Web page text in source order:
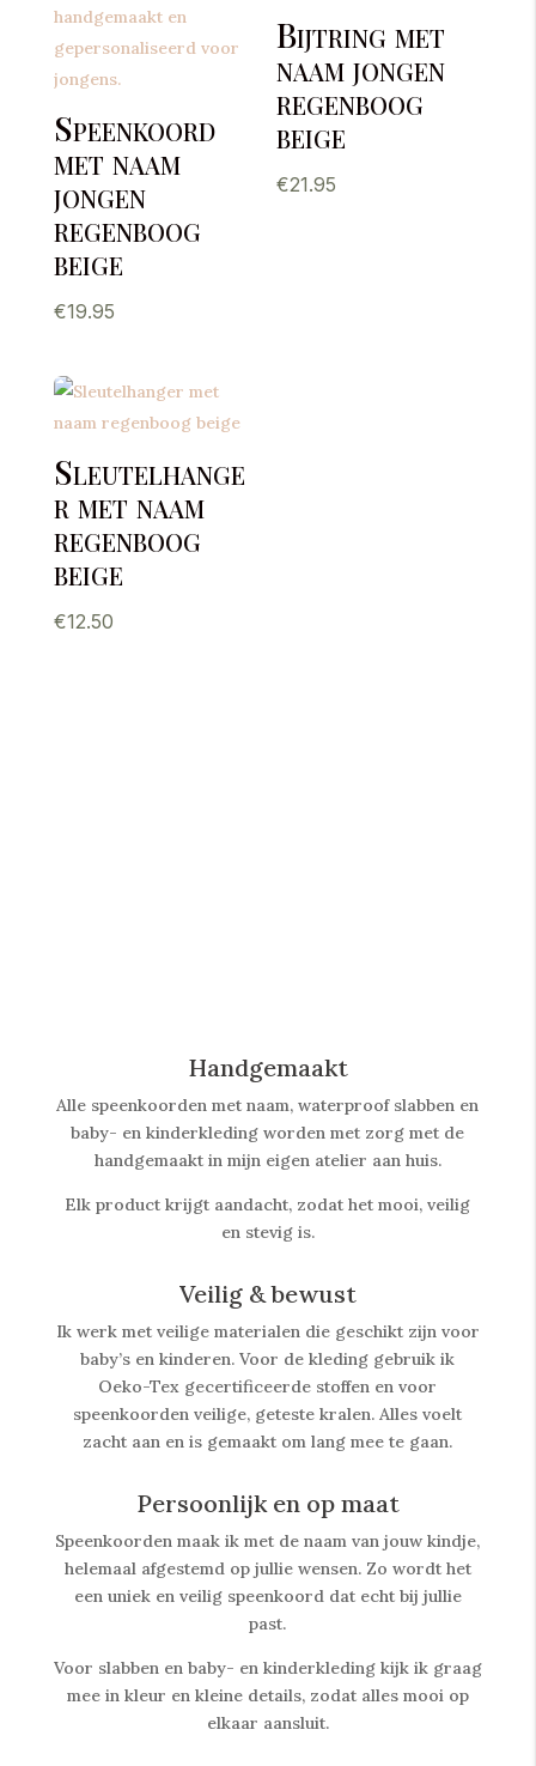
Speenkoord
met naam
jongen
regenboog
beige
€19.95
Bijtring met
naam jongen
regenboog
beige
€21.95
Sleutelhange
r met naam
regenboog
beige
€12.50
Handgemaakt
Alle speenkoorden met naam, waterproof slabben en
baby- en kinderkleding worden met zorg met de
handgemaakt in mijn eigen atelier aan huis.
Elk product krijgt aandacht, zodat het mooi, veilig
en stevig is.
Veilig & bewust
Ik werk met veilige materialen die geschikt zijn voor
baby’s en kinderen. Voor de kleding gebruik ik
Oeko-Tex gecertificeerde stoffen en voor
speenkoorden veilige, geteste kralen. Alles voelt
zacht aan en is gemaakt om lang mee te gaan.
Persoonlijk en op maat
Speenkoorden maak ik met de naam van jouw kindje,
helemaal afgestemd op jullie wensen. Zo wordt het
een uniek en veilig speenkoord dat echt bij jullie
past.
Voor slabben en baby- en kinderkleding kijk ik graag
mee in kleur en kleine details, zodat alles mooi op
elkaar aansluit.